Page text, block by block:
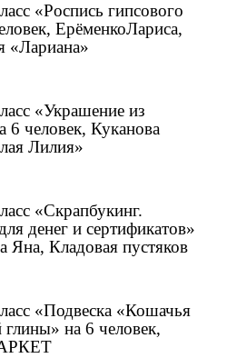
«Роспись гипсового
ЕрёменкоЛариса,
«Лариана»
«Украшение из
6 человек, Куканова
Лилия»
«Скрапбукинг.
денег и сертификатов»
Яна, Кладовая пустяков
«Подвеска «Кошачья
на 6 человек,